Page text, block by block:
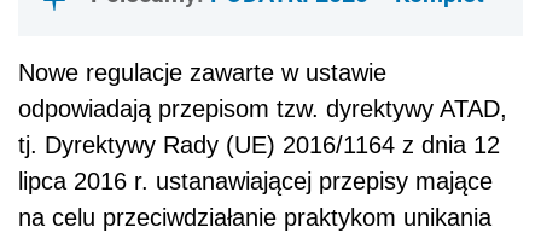
Nowe regulacje zawarte w ustawie
odpowiadają przepisom tzw. dyrektywy ATAD,
tj. Dyrektywy Rady (UE) 2016/1164 z dnia 12
lipca 2016 r. ustanawiającej przepisy mające
na celu przeciwdziałanie praktykom unikania